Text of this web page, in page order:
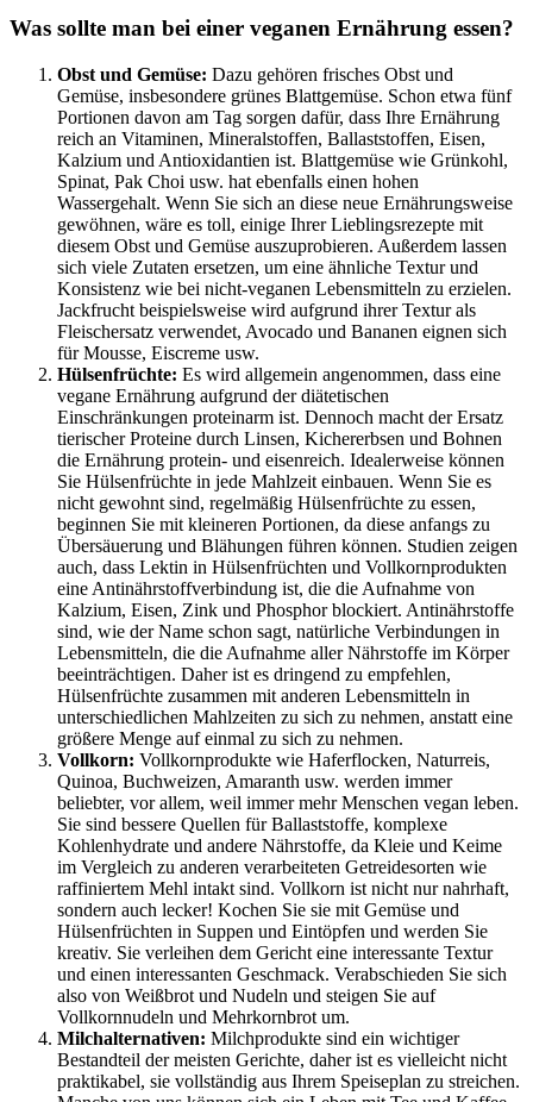
Was sollte man bei einer veganen Ernährung essen?
Obst und Gemüse: Dazu gehören frisches Obst und
Gemüse, insbesondere grünes Blattgemüse. Schon etwa fünf
Portionen davon am Tag sorgen dafür, dass Ihre Ernährung
reich an Vitaminen, Mineralstoffen, Ballaststoffen, Eisen,
Kalzium und Antioxidantien ist. Blattgemüse wie Grünkohl,
Spinat, Pak Choi usw. hat ebenfalls einen hohen
Wassergehalt. Wenn Sie sich an diese neue Ernährungsweise
gewöhnen, wäre es toll, einige Ihrer Lieblingsrezepte mit
diesem Obst und Gemüse auszuprobieren. Außerdem lassen
sich viele Zutaten ersetzen, um eine ähnliche Textur und
Konsistenz wie bei nicht-veganen Lebensmitteln zu erzielen.
Jackfrucht beispielsweise wird aufgrund ihrer Textur als
Fleischersatz verwendet, Avocado und Bananen eignen sich
für Mousse, Eiscreme usw.
Hülsenfrüchte: Es wird allgemein angenommen, dass eine
vegane Ernährung aufgrund der diätetischen
Einschränkungen proteinarm ist. Dennoch macht der Ersatz
tierischer Proteine ​​durch Linsen, Kichererbsen und Bohnen
die Ernährung protein- und eisenreich. Idealerweise können
Sie Hülsenfrüchte in jede Mahlzeit einbauen. Wenn Sie es
nicht gewohnt sind, regelmäßig Hülsenfrüchte zu essen,
beginnen Sie mit kleineren Portionen, da diese anfangs zu
Übersäuerung und Blähungen führen können. Studien zeigen
auch, dass Lektin in Hülsenfrüchten und Vollkornprodukten
eine Antinährstoffverbindung ist, die die Aufnahme von
Kalzium, Eisen, Zink und Phosphor blockiert. Antinährstoffe
sind, wie der Name schon sagt, natürliche Verbindungen in
Lebensmitteln, die die Aufnahme aller Nährstoffe im Körper
beeinträchtigen. Daher ist es dringend zu empfehlen,
Hülsenfrüchte zusammen mit anderen Lebensmitteln in
unterschiedlichen Mahlzeiten zu sich zu nehmen, anstatt eine
größere Menge auf einmal zu sich zu nehmen.
Vollkorn: Vollkornprodukte wie Haferflocken, Naturreis,
Quinoa, Buchweizen, Amaranth usw. werden immer
beliebter, vor allem, weil immer mehr Menschen vegan leben.
Sie sind bessere Quellen für Ballaststoffe, komplexe
Kohlenhydrate und andere Nährstoffe, da Kleie und Keime
im Vergleich zu anderen verarbeiteten Getreidesorten wie
raffiniertem Mehl intakt sind. Vollkorn ist nicht nur nahrhaft,
sondern auch lecker! Kochen Sie sie mit Gemüse und
Hülsenfrüchten in Suppen und Eintöpfen und werden Sie
kreativ. Sie verleihen dem Gericht eine interessante Textur
und einen interessanten Geschmack. Verabschieden Sie sich
also von Weißbrot und Nudeln und steigen Sie auf
Vollkornnudeln und Mehrkornbrot um.
Milchalternativen: Milchprodukte sind ein wichtiger
Bestandteil der meisten Gerichte, daher ist es vielleicht nicht
praktikabel, sie vollständig aus Ihrem Speiseplan zu streichen.